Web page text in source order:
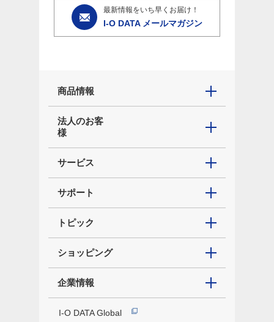
最新情報をいち早くお届け！
I-O DATA メールマガジン
商品情報
法人のお客
様
サービス
サポート
トピック
ショッピング
企業情報
I-O DATA Global